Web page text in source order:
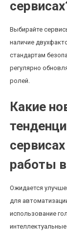
Выбирайте
наличие
стандартам
регулярно
ролей.
Какие
работы
Ожидается
для
использование